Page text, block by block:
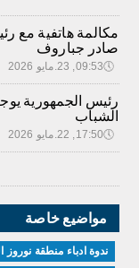
مكالمة هاتفية مع
صادر جباروف
🕔09:53, 23.مايو 2026
رئيس الجمهورية
الشباب
🕔17:50, 22.مايو 2026
مواضيع خاصة
ندوة ادباء منطقة نوروز